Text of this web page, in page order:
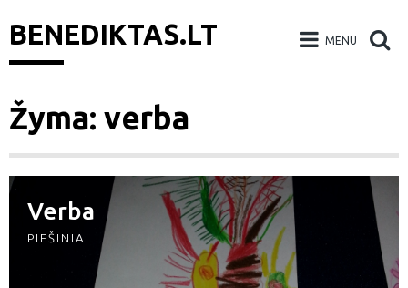
BENEDIKTAS.LT MENU
Skip
to
content
Žyma: verba
Verba
PIEŠINIAI